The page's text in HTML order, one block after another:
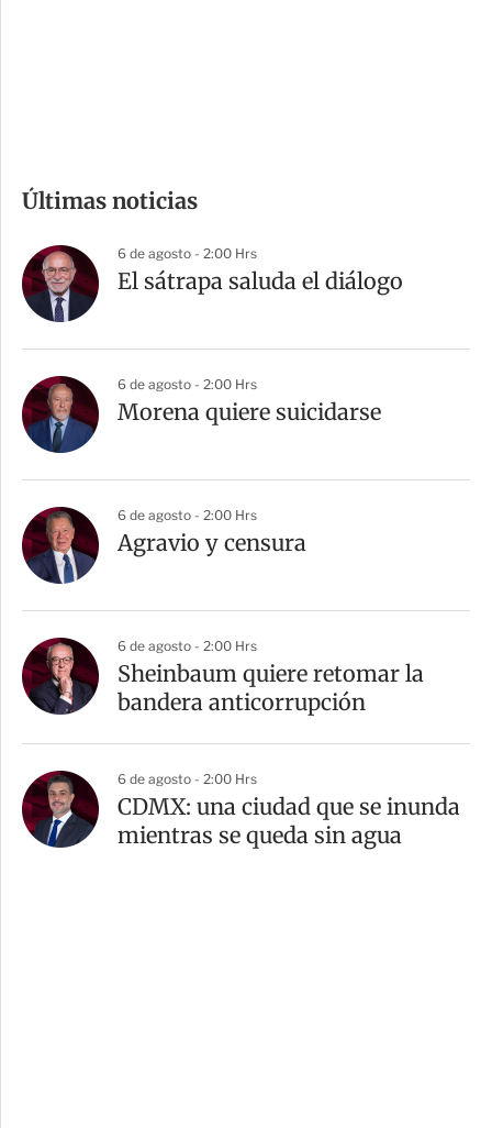
p
a
r
t
Últimas noticias
6 de agosto - 2:00 Hrs
El sátrapa saluda el diálogo
6 de agosto - 2:00 Hrs
Morena quiere suicidarse
6 de agosto - 2:00 Hrs
Agravio y censura
6 de agosto - 2:00 Hrs
Sheinbaum quiere retomar la
bandera anticorrupción
6 de agosto - 2:00 Hrs
CDMX: una ciudad que se inunda
mientras se queda sin agua